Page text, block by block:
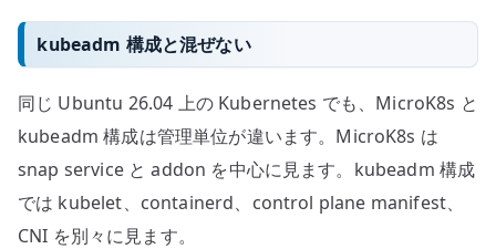
kubeadm 構成と混ぜない
同じ Ubuntu 26.04 上の Kubernetes でも、MicroK8s と
kubeadm 構成は管理単位が違います。MicroK8s は
snap service と addon を中心に見ます。kubeadm 構成
では kubelet、containerd、control plane manifest、
CNI を別々に見ます。